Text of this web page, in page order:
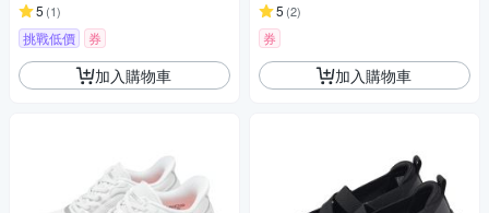
5 (1)
挑戰低價 券
加入購物車
5 (2)
券
加入購物車